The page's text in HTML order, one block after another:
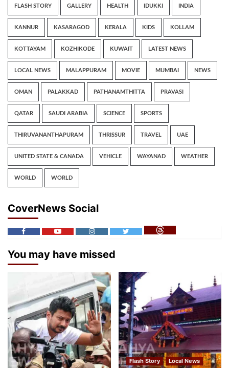
FLASH STORY GALLERY HEALTH IDUKKI INDIA
KANNUR KASARAGOD KERALA KIDS KOLLAM
KOTTAYAM KOZHIKODE KUWAIT LATEST NEWS
LOCAL NEWS MALAPPURAM MOVIE MUMBAI NEWS
OMAN PALAKKAD PATHANAMTHITTA PRAVASI
QATAR SAUDI ARABIA SCIENCE SPORTS
THIRUVANANTHAPURAM THRISSUR TRAVEL UAE
UNITED STATE & CANADA VEHICLE WAYANAD WEATHER
WORLD WORLD
CoverNews Social
You may have missed
Flash Story
Local News